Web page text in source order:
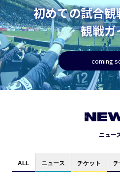
初めての試合
観戦ガ
coming
ニュー
ALL ニュース チケット